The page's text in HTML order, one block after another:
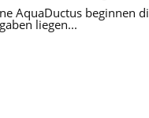
AquaDuctus beginnen
liegen...